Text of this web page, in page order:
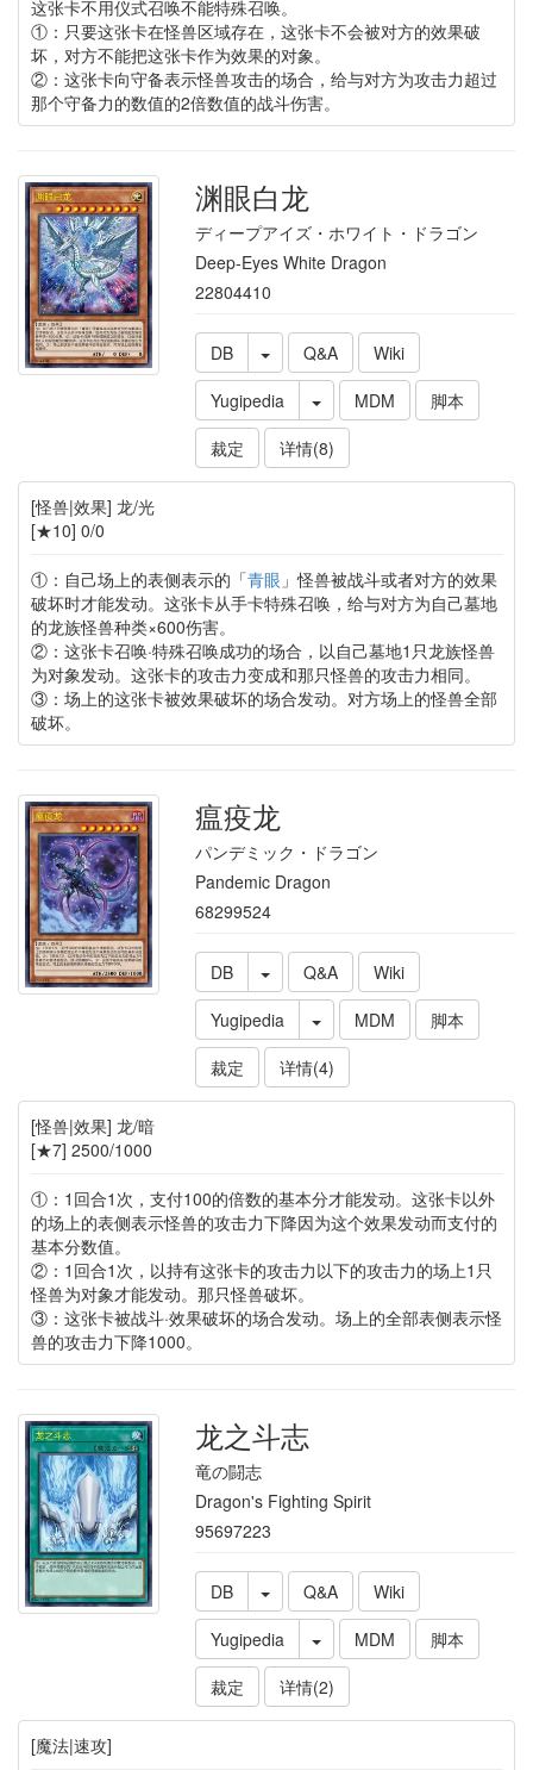
这张卡不用仪式召唤不能特殊召唤。
①：只要这张卡在怪兽区域存在，这张卡不会被对方的效果破
坏，对方不能把这张卡作为效果的对象。
②：这张卡向守备表示怪兽攻击的场合，给与对方为攻击力超过
那个守备力的数值的2倍数值的战斗伤害。
渊眼白龙
ディープアイズ・ホワイト・ドラゴン
Deep-Eyes White Dragon
22804410
DB Q&A
Wiki
Yugipedia
MDM
脚本
裁定
详情(8)
[怪兽|效果] 龙/光
[★10] 0/0
①：自己场上的表侧表示的「青眼 」怪兽被战斗或者对方的效果
破坏时才能发动。这张卡从手卡特殊召唤，给与对方为自己墓地
的龙族怪兽种类×600伤害。
②：这张卡召唤·特殊召唤成功的场合，以自己墓地1只龙族怪兽
为对象发动。这张卡的攻击力变成和那只怪兽的攻击力相同。
③：场上的这张卡被效果破坏的场合发动。对方场上的怪兽全部
破坏。
瘟疫龙
パンデミック・ドラゴン
Pandemic Dragon
68299524
DB Q&A
Wiki
Yugipedia
MDM
脚本
裁定
详情(4)
[怪兽|效果] 龙/暗
[★7] 2500/1000
①：1回合1次，支付100的倍数的基本分才能发动。这张卡以外
的场上的表侧表示怪兽的攻击力下降因为这个效果发动而支付的
基本分数值。
②：1回合1次，以持有这张卡的攻击力以下的攻击力的场上1只
怪兽为对象才能发动。那只怪兽破坏。
③：这张卡被战斗·效果破坏的场合发动。场上的全部表侧表示怪
兽的攻击力下降1000。
龙之斗志
竜の闘志
Dragon's Fighting Spirit
95697223
DB Q&A
Wiki
Yugipedia
MDM
脚本
裁定
详情(2)
[魔法|速攻]